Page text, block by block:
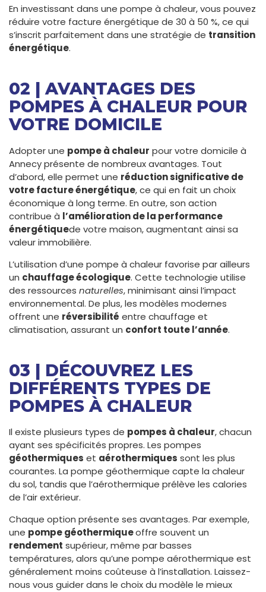
En investissant dans une pompe à chaleur, vous pouvez
réduire votre facture énergétique de 30 à 50 %, ce qui
s’inscrit parfaitement dans une stratégie de transition
énergétique.
02 | AVANTAGES DES
POMPES À CHALEUR POUR
VOTRE DOMICILE
Adopter une pompe à chaleur pour votre domicile à
Annecy présente de nombreux avantages. Tout
d’abord, elle permet une réduction significative de
votre facture énergétique, ce qui en fait un choix
économique à long terme. En outre, son action
contribue à l’amélioration de la performance
énergétiquede votre maison, augmentant ainsi sa
valeur immobilière.
L’utilisation d’une pompe à chaleur favorise par ailleurs
un chauffage écologique. Cette technologie utilise
des ressources naturelles, minimisant ainsi l’impact
environnemental. De plus, les modèles modernes
offrent une réversibilité entre chauffage et
climatisation, assurant un confort toute l’année.
03 | DÉCOUVREZ LES
DIFFÉRENTS TYPES DE
POMPES À CHALEUR
Il existe plusieurs types de pompes à chaleur, chacun
ayant ses spécificités propres. Les pompes
géothermiques et aérothermiques sont les plus
courantes. La pompe géothermique capte la chaleur
du sol, tandis que l’aérothermique prélève les calories
de l’air extérieur.
Chaque option présente ses avantages. Par exemple,
une pompe géothermiqueoffre souvent un
rendement supérieur, même par basses
températures, alors qu’une pompe aérothermique est
généralement moins coûteuse à l’installation. Laissez-
nous vous guider dans le choix du modèle le mieux